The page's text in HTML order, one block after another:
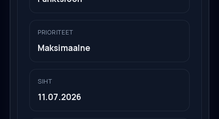
PRIORITEET
Maksimaalne
SIHT
11.07.2026